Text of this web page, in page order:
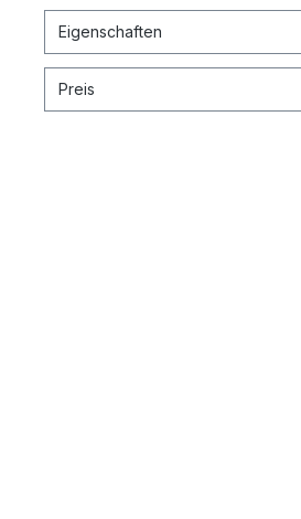
Eigenschaften
Preis